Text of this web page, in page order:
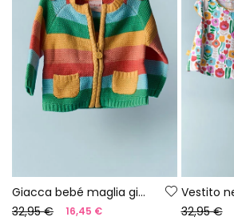
Giacca bebé maglia gialla a righe
32,95 €
16,45 €
32,95 €